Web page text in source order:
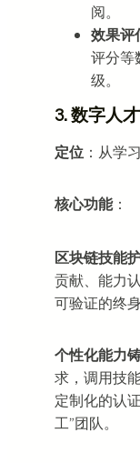
阅。
效果评
评分等
级。
3. 数字人
定位 ：从学
核心功能：
区块链技能
贡献、能力
可验证的终
个性化能力
求，调用技
定制化的认
工”团队。